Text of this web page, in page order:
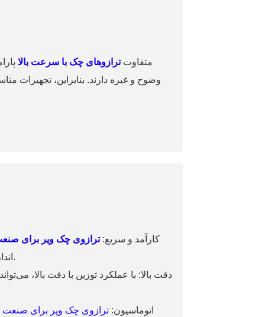
متفاوتترازوهای چک با سرعت بالا
وضوح و غیره دارند. بنابراین، تجهیزات
۱. کارآمد و سریع:ترازوی چک ویر برای
اندازه‌گیری کند، مناسب برای نیازهای تشخیص وزن در خطوط تولید سریع.
۳. اتوماسیون: ترازوی چک ویر برای صنعت